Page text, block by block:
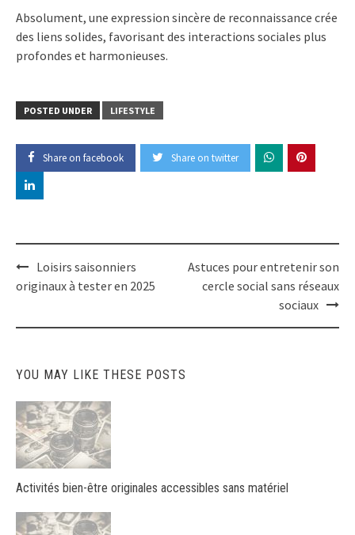
Absolument, une expression sincère de reconnaissance crée
des liens solides, favorisant des interactions sociales plus
profondes et harmonieuses.
POSTED UNDER LIFESTYLE
Share on facebook Share on twitter
Post
navigation
Loisirs saisonniers
originaux à tester en 2025
Astuces pour entretenir son
cercle social sans réseaux
sociaux
YOU MAY LIKE THESE POSTS
Activités bien-être originales accessibles sans matériel